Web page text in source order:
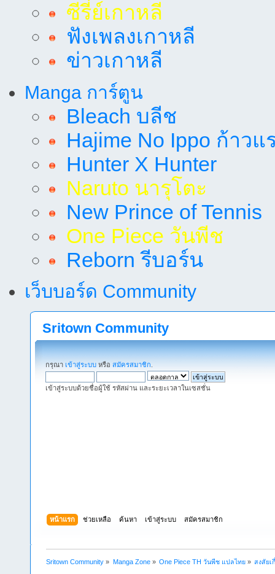
ซีรี่ย์เกาหลี
ฟังเพลงเกาหลี
ข่าวเกาหลี
Manga การ์ตูน
Bleach บลีช
Hajime No Ippo ก้าวแ
Hunter X Hunter
Naruto นารุโตะ
New Prince of Tennis
One Piece วันพีช
Reborn รีบอร์น
เว็บบอร์ด Community
Sritown Community
กรุณา เข้าสู่ระบบ หรือ สมัครสมาชิก
เข้าสู่ระบบด้วยชื่อผู้ใช้ รหัสผ่าน และระยะเวลาในเซสชั่น
หน้าแรก ช่วยเหลือ ค้นหา เข้าสู่ระบบ สมัครสมาชิก
Sritown Community » Manga Zone» One Piece TH วันพีช แปลไทย» สงสัยเ